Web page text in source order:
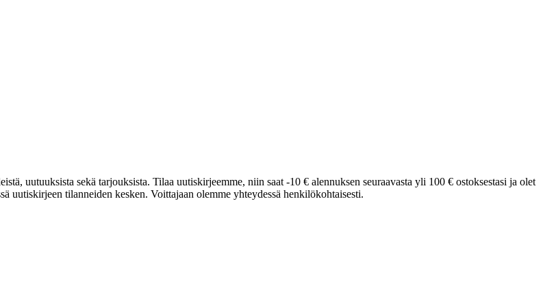
uutuuksista sekä tarjouksista. Tilaa uutiskirjeemme, niin saat -10 € alennuksen seuraavasta yli 100 € ostoksestasi ja olet
uutiskirjeen tilanneiden kesken. Voittajaan olemme yhteydessä henkilökohtaisesti.